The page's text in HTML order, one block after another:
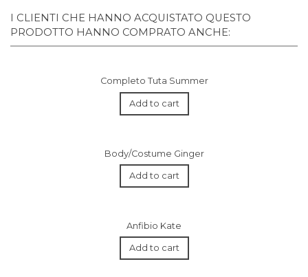
I CLIENTI CHE HANNO ACQUISTATO QUESTO
PRODOTTO HANNO COMPRATO ANCHE:
Completo Tuta Summer
Add to cart
Body/Costume Ginger
Add to cart
Anfibio Kate
Add to cart